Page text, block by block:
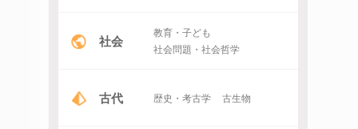
社会
教育・子ども
社会問題・社会哲学
古代 歴史・考古学 古生物